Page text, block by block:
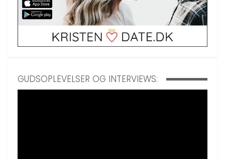
GUDSOPLEVELSER OG INTERVIEWS: